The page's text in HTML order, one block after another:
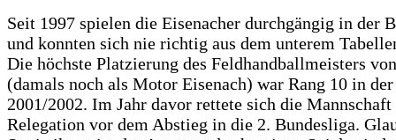
Seit 1997 spielen die Eisenacher durchgängig in der
und konnten sich nie richtig aus dem unterem
Die höchste Platzierung des Feldhandballmeisters
(damals noch als Motor Eisenach) war Rang 10 in
2001/2002. Im Jahr davor rettete sich die
Relegation vor dem Abstieg in die 2. Bundesliga.